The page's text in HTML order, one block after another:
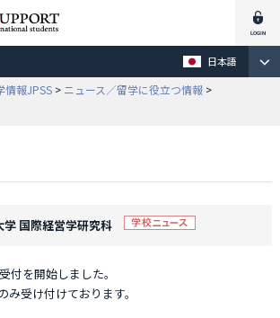
日本語
情報JPSS > ニュース／留学に役立つ情報 >
国際経営学研究科
付を開始しました。
受け付けております。